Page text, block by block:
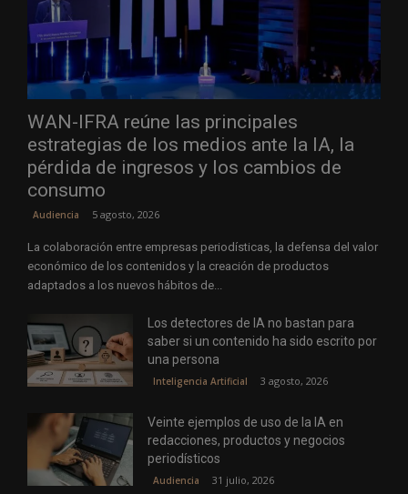
WAN-IFRA reúne las principales
estrategias de los medios ante la IA, la
pérdida de ingresos y los cambios de
consumo
Audiencia 5 agosto, 2026
La colaboración entre empresas periodísticas, la defensa del valor
económico de los contenidos y la creación de productos
adaptados a los nuevos hábitos de...
Los detectores de IA no bastan para
saber si un contenido ha sido escrito por
una persona
Inteligencia Artificial 3 agosto, 2026
Veinte ejemplos de uso de la IA en
redacciones, productos y negocios
periodísticos
Audiencia 31 julio, 2026